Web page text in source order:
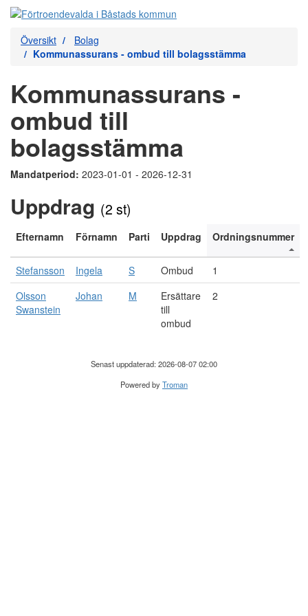
Översikt
Bolag
Kommunassurans - ombud till bolagsstämma
Kommunassurans -
ombud till
bolagsstämma
Mandatperiod: 2023-01-01 - 2026-12-31
Uppdrag (2 st)
Efternamn Förnamn Parti Uppdrag Ordningsnummer
Stefansson Ingela S Ombud
1
Olsson
Swanstein
Johan M
Ersättare
till
ombud
2
Senast uppdaterad: 2026-08-07 02:00
Powered byTroman